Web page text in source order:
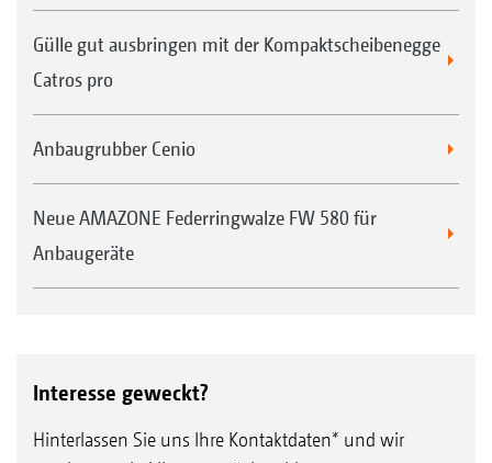
Gülle gut ausbringen mit der Kompaktscheibenegge
Catros pro
Anbaugrubber Cenio
Neue AMAZONE Federringwalze FW 580 für
Anbaugeräte
Interesse geweckt?
Hinterlassen Sie uns Ihre Kontaktdaten* und wir